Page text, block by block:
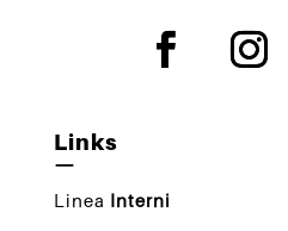
Links
—
Linea Interni